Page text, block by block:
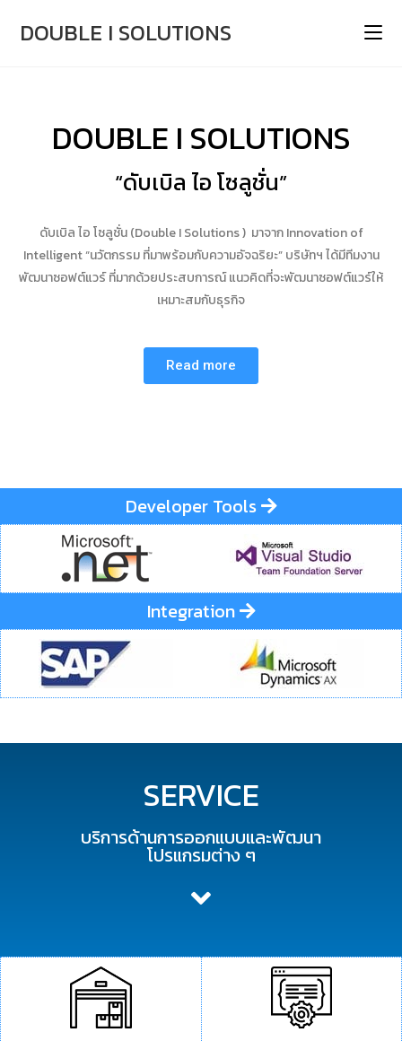
DOUBLE I SOLUTIONS
DOUBLE I SOLUTIONS
“ดับเบิล ไอ โซลูชั่น”
ดับเบิล ไอ โซลูชั่น (Double I Solutions ) มาจาก Innovation of
Intelligent “นวัตกรรม ที่มาพร้อมกับความอัจฉริยะ” บริษัทฯ ได้มีทีมงาน
พัฒนาซอฟต์แวร์ ที่มากด้วยประสบการณ์ แนวคิดที่จะพัฒนาซอฟต์แวร์ให้
เหมาะสมกับธุรกิจ
Read more
Developer Tools
Integration
SERVICE
บริการด้านการออกแบบและพัฒนา
โปรแกรมต่าง ๆ